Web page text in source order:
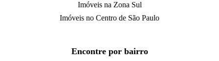
Imóveis na Zona Sul
Imóveis no Centro de São Paulo
Encontre por bairro